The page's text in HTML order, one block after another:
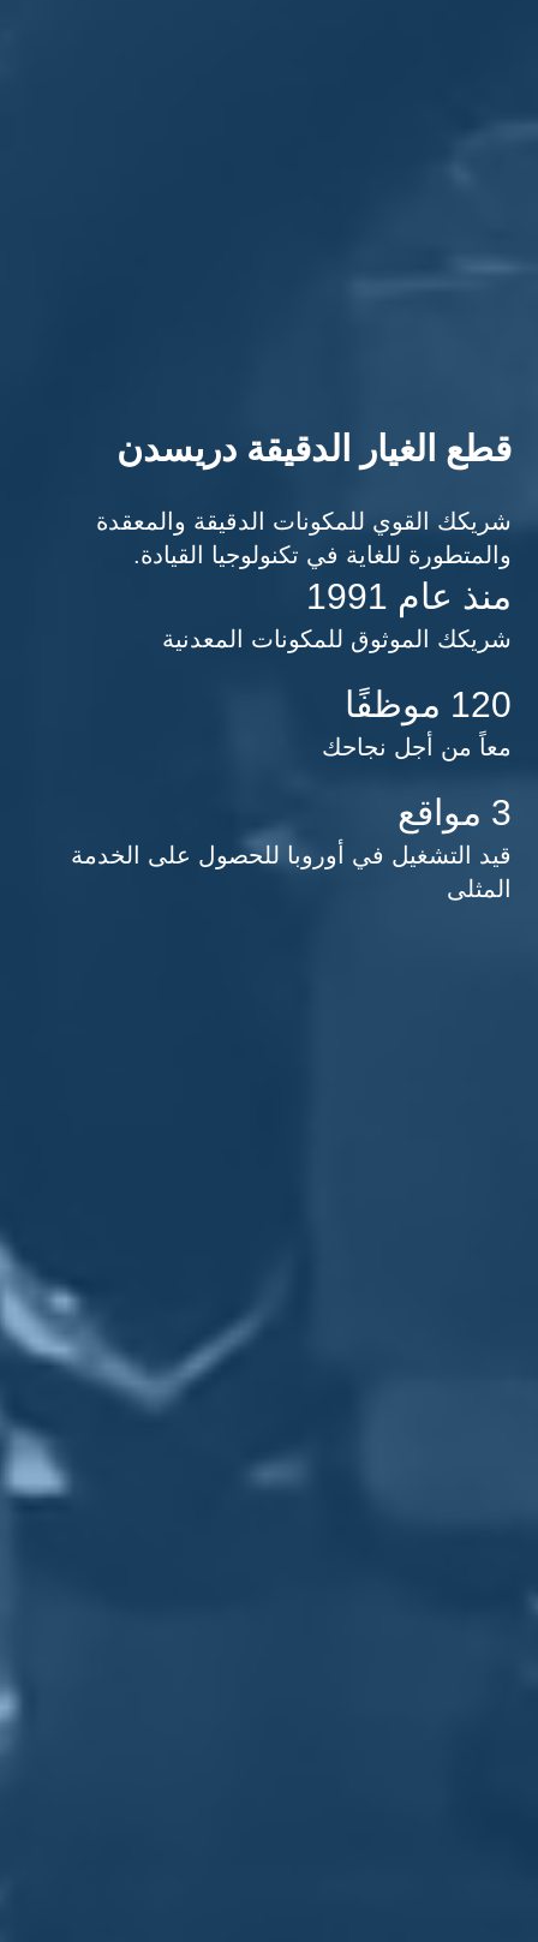
قطع الغيار الدقيقة دريسدن
شريكك القوي للمكونات الدقيقة والمعقدة
والمتطورة للغاية في تكنولوجيا القيادة.
منذ عام 1991
شريكك الموثوق للمكونات المعدنية
120 موظفًا
معاً من أجل نجاحك
3 مواقع
قيد التشغيل في أوروبا للحصول على الخدمة
المثلى